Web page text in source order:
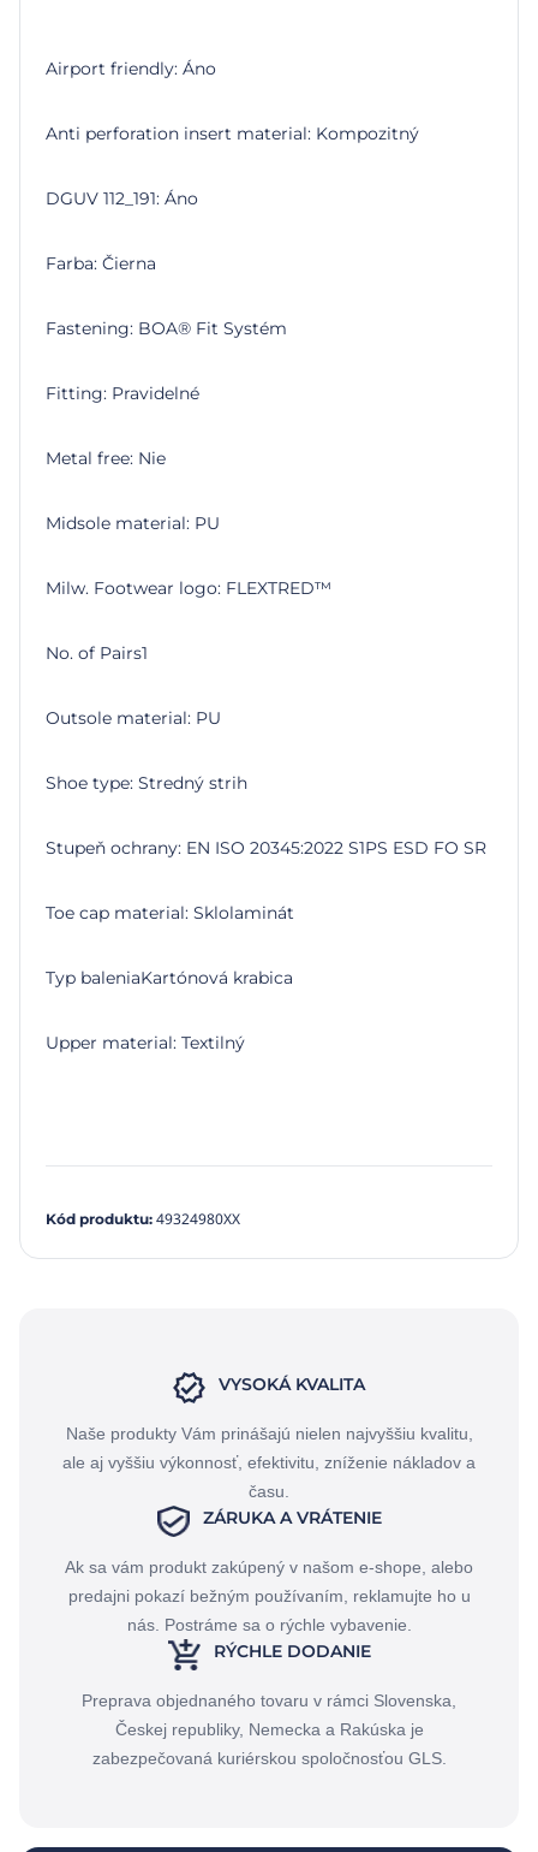
Airport friendly: Áno
Anti perforation insert material: Kompozitný
DGUV 112_191: Áno
Farba: Čierna
Fastening: BOA® Fit Systém
Fitting: Pravidelné
Metal free: Nie
Midsole material: PU
Milw. Footwear logo: FLEXTRED™
No. of Pairs1
Outsole material: PU
Shoe type: Stredný strih
Stupeň ochrany: EN ISO 20345:2022 S1PS ESD FO SR
Toe cap material: Sklolaminát
Typ baleniaKartónová krabica
Upper material: Textilný
Kód produktu: 49324980XX
VYSOKÁ KVALITA
Naše produkty Vám prinášajú nielen najvyššiu kvalitu,
ale aj vyššiu výkonnosť, efektivitu, zníženie nákladov a
času.
ZÁRUKA A VRÁTENIE
Ak sa vám produkt zakúpený v našom e-shope, alebo
predajni pokazí bežným používaním, reklamujte ho u
nás. Postráme sa o rýchle vybavenie.
RÝCHLE DODANIE
Preprava objednaného tovaru v rámci Slovenska,
Českej republiky, Nemecka a Rakúska je
zabezpečovaná kuriérskou spoločnosťou GLS.